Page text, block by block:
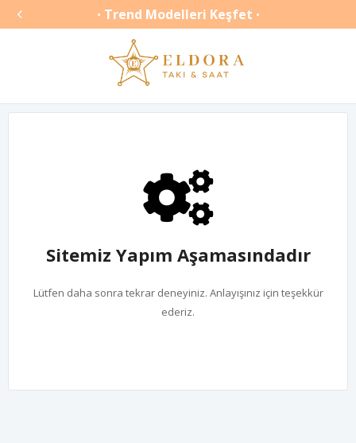
 • Trend Modelleri Keşfet •
Sitemiz Yapım Aşamasındadır
Lütfen daha sonra tekrar deneyiniz. Anlayışınız için teşekkür
ederiz.